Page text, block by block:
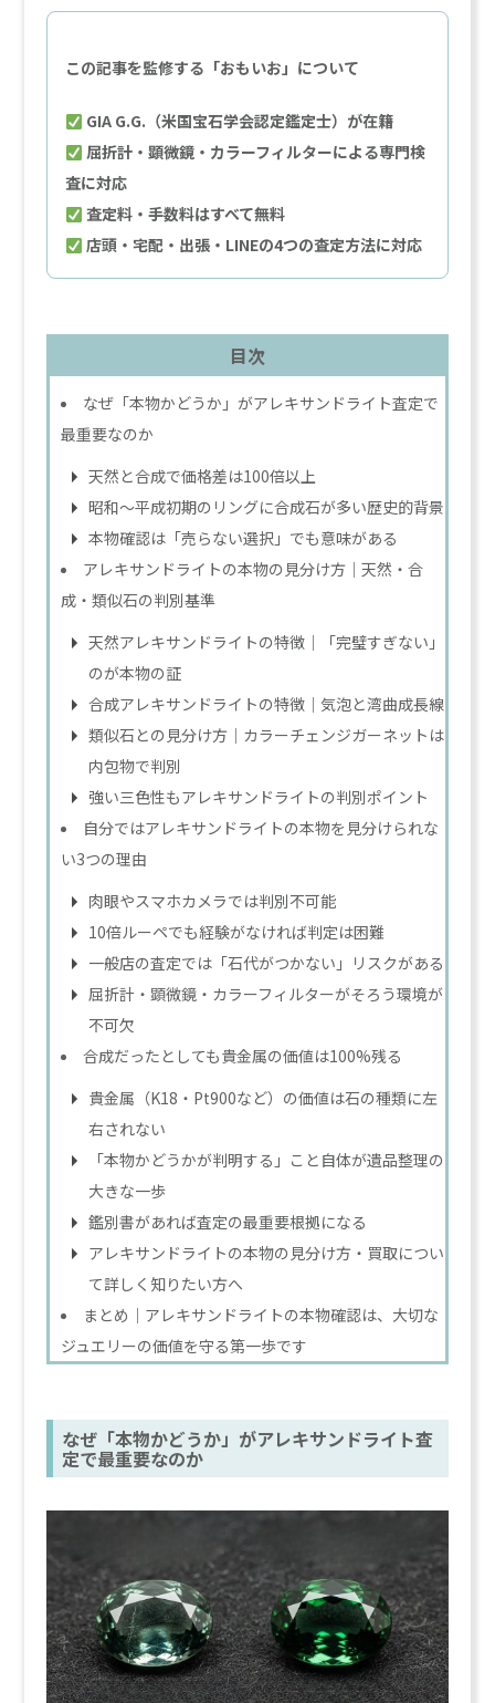
この記事を監修する「おもいお」について
GIA G.G.（米国宝石学会認定鑑定士）が在籍
屈折計・顕微鏡・カラーフィルターによる専門検
査に対応
査定料・手数料はすべて無料
店頭・宅配・出張・LINEの4つの査定方法に対応
目次
なぜ「本物かどうか」がアレキサンドライト査定で
最重要なのか
天然と合成で価格差は100倍以上
昭和〜平成初期のリングに合成石が多い歴史的背景
本物確認は「売らない選択」でも意味がある
アレキサンドライトの本物の見分け方｜天然・合
成・類似石の判別基準
天然アレキサンドライトの特徴｜「完璧すぎない」
のが本物の証
合成アレキサンドライトの特徴｜気泡と湾曲成長線
類似石との見分け方｜カラーチェンジガーネットは
内包物で判別
強い三色性もアレキサンドライトの判別ポイント
自分ではアレキサンドライトの本物を見分けられな
い3つの理由
肉眼やスマホカメラでは判別不可能
10倍ルーペでも経験がなければ判定は困難
一般店の査定では「石代がつかない」リスクがある
屈折計・顕微鏡・カラーフィルターがそろう環境が
不可欠
合成だったとしても貴金属の価値は100%残る
貴金属（K18・Pt900など）の価値は石の種類に左
右されない
「本物かどうかが判明する」こと自体が遺品整理の
大きな一歩
鑑別書があれば査定の最重要根拠になる
アレキサンドライトの本物の見分け方・買取につい
て詳しく知りたい方へ
まとめ｜アレキサンドライトの本物確認は、大切な
ジュエリーの価値を守る第一歩です
なぜ「本物かどうか」がアレキサンドライト査
定で最重要なのか